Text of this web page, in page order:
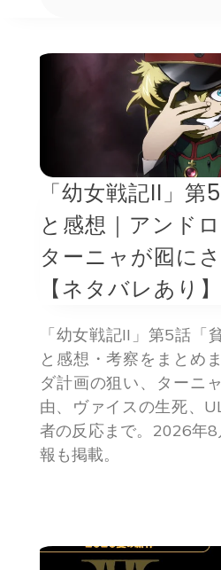
「幼女戦記II」第
と感想｜アンド
ターニャが囮に
【ネタバレあり】
「幼女戦記II」第5話「
と感想・考察をまとめ
ダ計画の狙い、ターニ
由、ヴァイスの生死、
者の反応まで。2026年
報も掲載。